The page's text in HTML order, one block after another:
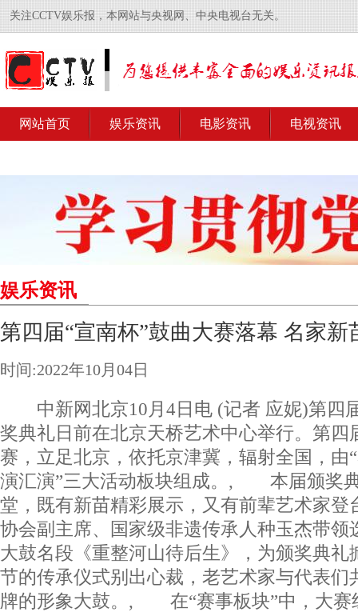
关注CCTV娱乐报，本网站与央视网、中央电视台无关。
网站首页 娱乐资讯 电影资讯 电视资讯
娱乐资讯
第四届“宣南杯”鼓曲大赛落幕 名家新
时间:2022年10月04日
中新网北京10月4日电 (记者 应妮)第四
奖典礼日前在北京天桥艺术中心举行。第四
赛，立足北京，依托京津冀，辐射全国，由
演汇演”三大活动板块组成。, 本届颁奖
堂，既有新苗精彩展示，又有前辈艺术家登
协会副主席、国家级非遗传承人种玉杰带领
大鼓名段《重整河山待后生》，为颁奖典礼
节的传承仪式别出心裁，老艺术家与代表们
牌的形象大鼓。, 在“赛事板块”中，大赛